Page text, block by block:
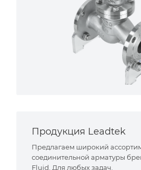
Продукция Leadtek
Предлагаем широкий
соединительной арматуры
Fluid. Для любых задач.